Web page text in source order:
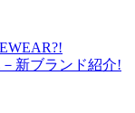
新ブランド紹介!